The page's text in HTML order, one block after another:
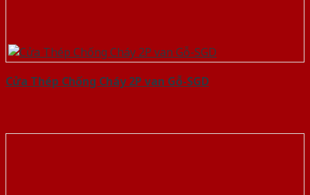
Cửa Thép Chống Cháy 2P van Gỗ-SGD